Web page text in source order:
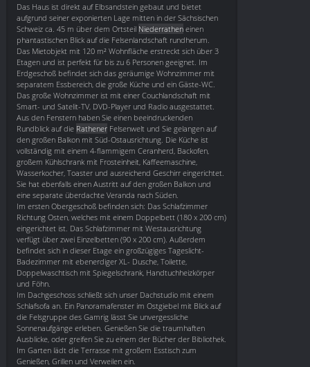
Das Haus ist direkt auf Elbsandstein gebaut und bietet
aufgrund seiner exponierten Lage mitten in der Sächsischen
Schweiz ca. 45 m über dem Ortsteil Niederratheneinen
phantastischen Blick auf die Felsenlandschaft rundherum.
Das Mietobjekt mit 120 m² Wohnfläche erstreckt sich über 3
Etagen und ist perfekt für bis zu 6 Personen geeignet. Im
Erdgeschoß befindet sich das geräumige Wohnzimmer mit
separatem Essbereich, die große Küche und ein Gäste-WC.
Das große Wohnzimmer ist mit einer Couchlandschaft mit
Smart- und Satelit-TV, DVD-Player und Radio ausgestattet.
Aus den Fenstern haben Sie einen beeindruckenden
Rundblick auf die RathenerFelsenwelt und Sie gelangen auf
den großen Balkon mit Süd-Ostausrichtung. Die Küche ist
vollständig mit einem 4-flammigem Ceranherd, Backofen,
großem Kühlschrank mit Frosteinheit, Kaffeemaschine,
Wasserkocher, Toaster und ausreichend Geschirr eingerichtet.
Sie hat ebenfalls einen Austritt auf den großen Balkon und
eine separate überdachte Veranda nach Süden.
Im ersten Obergeschoß befinden sich: Das Schlafzimmer
Richtung Osten, welches mit einem Doppelbett (180 x 200 cm)
eingerichtet ist. Das Schlafzimmer mit Westausrichtung
verfügt über zwei Einzelbetten (90 x 200 cm). Außerdem
befindet sich in dieser Etage ein großzügiges Tageslicht-
Badezimmer mit ebenerdiger XL- Dusche, Toilette,
Doppelwaschtisch mit Spiegelschrank, Handtuchheizkörper
und Föhn.
Im Dachgeschoss schließt sich unser Dachstudio mit einem
Schlafsofa an. Ein Panoramafenster im Ostgiebel mit Blick auf
die Felsgruppe des Gamrig lässt Sie unvergessliche
Sonnenaufgänge erleben. Genießen Sie die traumhaften
Ausblicke, oder greifen Sie zu einem der Bücher der Bibliothek.
Im Garten lädt die Terrasse mit großem Esstisch zum
Genießen, Grillen und Verweilen ein.